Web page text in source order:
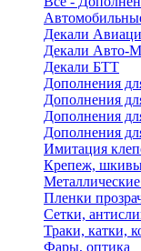
Декали
Декали Авто-
Декали БТТ
Дополнения
Дополнения
Дополнения
Дополнения
Имитация
Крепеж,
Пленки
Сетки,
Траки, катки,
Фары, оптика